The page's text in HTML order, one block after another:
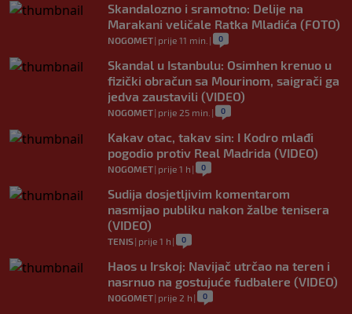
Skandalozno i sramotno: Delije na
Marakani veličale Ratka Mladića (FOTO)
NOGOMET| prije 11 min. | 0
Skandal u Istanbulu: Osimhen krenuo u
fizički obračun sa Mourinom, saigrači ga
jedva zaustavili (VIDEO)
NOGOMET| prije 25 min. | 0
Kakav otac, takav sin: I Kodro mlađi
pogodio protiv Real Madrida (VIDEO)
NOGOMET| prije 1 h | 0
Sudija dosjetljivim komentarom
nasmijao publiku nakon žalbe tenisera
(VIDEO)
TENIS| prije 1 h | 0
Haos u Irskoj: Navijač utrčao na teren i
nasrnuo na gostujuće fudbalere (VIDEO)
NOGOMET| prije 2 h | 0